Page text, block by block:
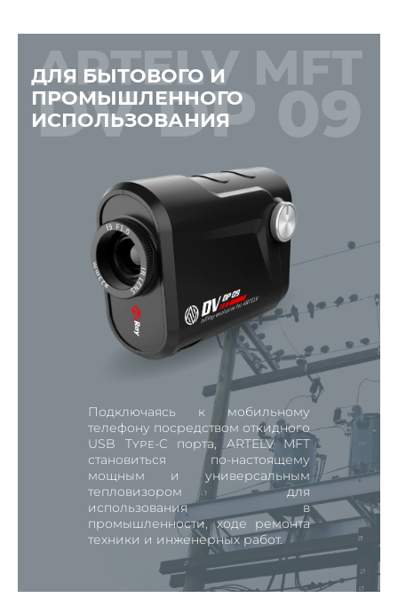
ДЛЯ БЫТОВОГО И
ПРОМЫШЛЕННОГО
ИСПОЛЬЗОВАНИЯ
Подключаясь к мобильному
телефону посредством откидного
USB Type-C порта, ARTELV MFT
становиться по-настоящему
мощным и универсальным
тепловизором для
использования в
промышленности, ходе ремонта
техники и инженерных работ.